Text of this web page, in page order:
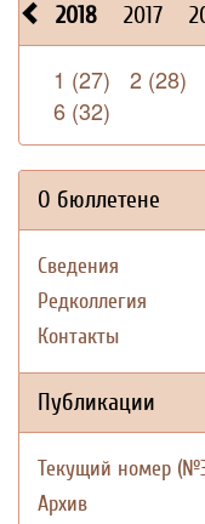
2018 2017
1 (27) 2 (28)
6 (32)
О бюллетене
Сведения
Редколлегия
Контакты
Публикации
Текущий номер
Архив